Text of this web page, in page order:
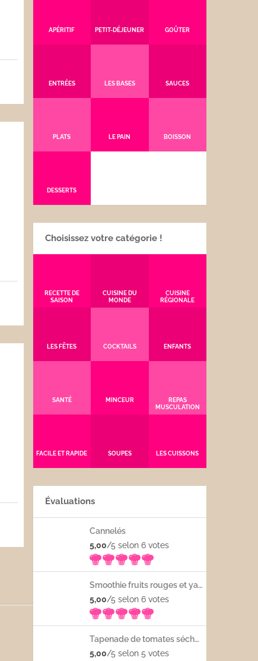
APÉRITIF PETIT-DÉJEUNER GOÛTER
ENTRÉES LES BASES SAUCES
PLATS LE PAIN BOISSON
DESSERTS
Choisissez votre catégorie !
RECETTE DE
SAISON
CUISINE DU
MONDE
CUISINE
RÉGIONALE
LES FÊTES COCKTAILS ENFANTS
SANTÉ MINCEUR
REPAS
MUSCULATION
FACILE ET RAPIDE SOUPES LES CUISSONS
Évaluations
Cannelés
5,00/5 selon 6 votes
Smoothie fruits rouges et yaourt
5,00/5 selon 6 votes
Tapenade de tomates séchées
5,00/5 selon 5 votes